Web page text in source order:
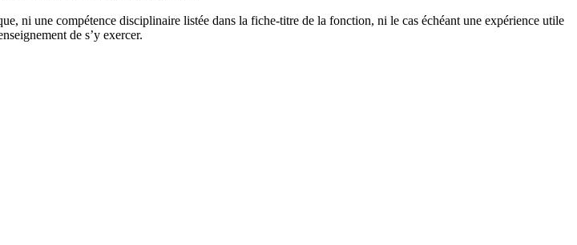
ni une compétence disciplinaire listée dans la fiche-titre de la fonction, ni le cas échéant une expérience utile
de s’y exercer.